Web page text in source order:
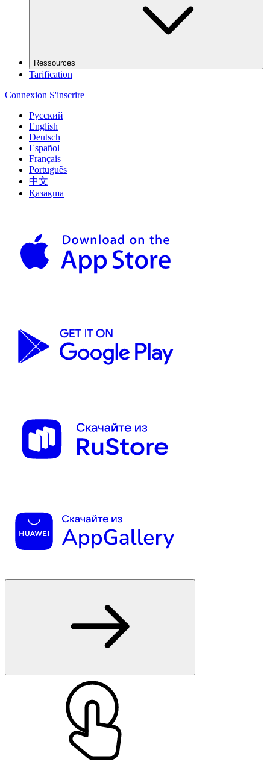
Ressources
Tarification
Connexion S'inscrire
Русский
English
Deutsch
Español
Français
Português
中文
Қазақша